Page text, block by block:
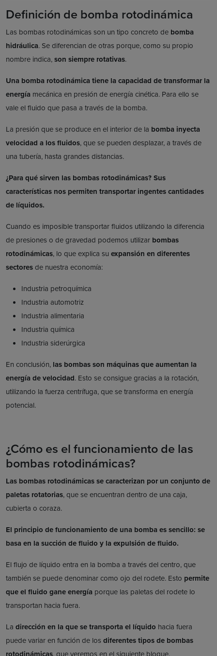
Definición de bomba rotodinámica
Las bombas rotodinámicas son un tipo concreto de bomba
hidráulica. Se diferencian de otras porque, como su propio
nombre indica,son siempre rotativas.
Una bomba rotodinámica tiene la capacidad de transformar la
energía mecánica en presión de energía cinética. Para ello se
vale el fluido que pasa a través de la bomba.
La presión que se produce en el interior de la bomba inyecta
velocidad a los fluidos, que se pueden desplazar, a través de
una tubería, hasta grandes distancias.
¿Para qué sirven las bombas rotodinámicas? Sus
características nos permiten transportar ingentes cantidades
de líquidos.
Cuando es imposible transportar fluidos utilizando la diferencia
de presiones o de gravedad podemos utilizar bombas
rotodinámicas, lo que explica su expansión en diferentes
sectoresde nuestra economía:
Industria petroquímica
Industria automotriz
Industria alimentaria
Industria química
Industria siderúrgica
En conclusión, las bombas son máquinas que aumentan la
energía de velocidad. Esto se consigue gracias a la rotación,
utilizando la fuerza centrífuga, que se transforma en energía
potencial.
¿Cómo es el funcionamiento de las
bombas rotodinámicas?
Las bombas rotodinámicas se caracterizan por un conjunto de
paletas rotatorias, que se encuentran dentro de una caja,
cubierta o coraza.
El principio de funcionamiento de una bomba es sencillo: se
basa en la succión de fluido y la expulsión de fluido.
El flujo de líquido entra en la bomba a través del centro, que
también se puede denominar como ojo del rodete. Esto permite
que el fluido gane energía porque las paletas del rodete lo
transportan hacia fuera.
La dirección en la que se transporta el líquido hacia fuera
puede variar en función de los diferentes tipos de bombas
, que veremos en el siguiente bloque.